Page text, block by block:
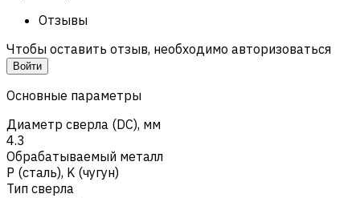
Отзывы
Чтобы оставить отзыв, необходимо авторизоваться
Войти
Основные параметры
Диаметр сверла (DC), мм
4.3
Обрабатываемый металл
Р (сталь), K (чугун)
Тип сверла